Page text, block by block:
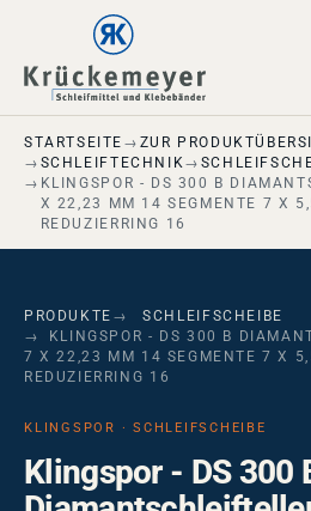
Skip to main navigation
Skip to main content
Skip to page footer
STARTSEITE ZUR
SCHLEIFTECHNIK
KLINGSPOR - DS 300 B
X 22,23 MM 14 SEGMENTE 7 X
REDUZIERRING 16
PRODUKTE
SCHLEIFSCHEIBE
KLINGSPOR - DS 300 B
7 X 22,23 MM 14 SEGMENTE 7 X
REDUZIERRING 16
KLINGSPOR · SCHLEIFSCHEIBE
Klingspor - DS 300